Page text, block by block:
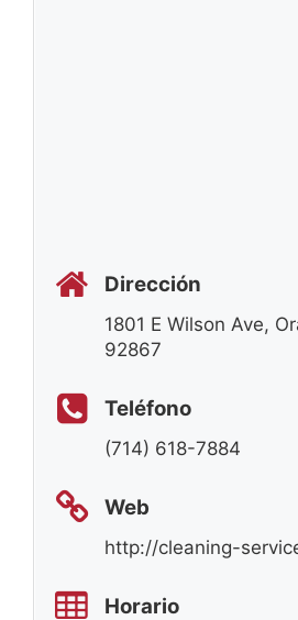
Dirección
1801 E Wilson Ave,
92867
Teléfono
(714) 618-7884
Web
http://cleaning-
Horario